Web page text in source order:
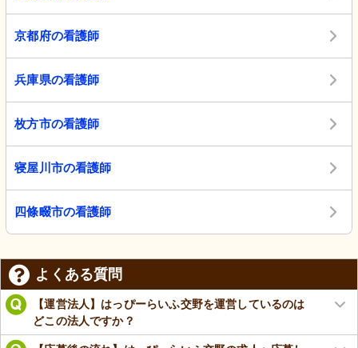
京都府の看護師
兵庫県の看護師
枚方市の看護師
寝屋川市の看護師
四條畷市の看護師
よくある質問
【運営法人】はっぴーらいふ交野を運営しているのは
どこの法人ですか？